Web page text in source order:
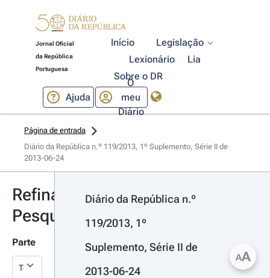
Jornal Oficial
da República
Portuguesa
Início
Legislação
Lexionário
Lia
Sobre o DR
Ajuda
O
meu
Diário
Página de entrada
Diário da República n.º 119/2013, 1º Suplemento, Série II de
2013-06-24
Refinar
Pesquisa
Parte
Diário da República n.º
119/2013, 1º
Suplemento, Série II de
2013-06-24
AA